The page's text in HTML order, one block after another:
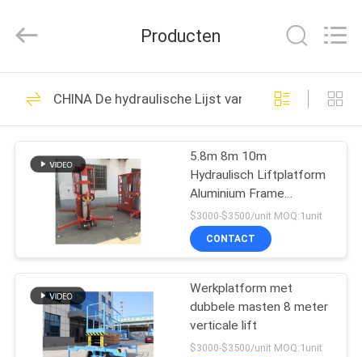
HUIS
PRODUCTEN
VIDEOS
ONGEVEER
ONS
FABRIEKSREIS
Co.,Ltd.
Elektrische
stapelaar
169
Semi Elektrische
Palletstapelaar
29
Producten
CHINA De hydraulische Lijst van de Schaarlift
5.8m 8m 10m
Hydraulisch Liftplatform
Aluminium Frame
Luchtwerkplatform
$3000-$3500/unit MOQ:1unit
CONTACT
Werkplatform met
dubbele masten 8 meter
verticale lift
$3000-$3500/unit MOQ:1unit